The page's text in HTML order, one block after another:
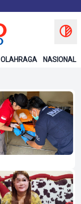
OLAHRAGA NASIONAL